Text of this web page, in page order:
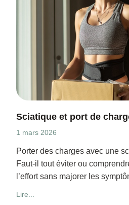
Sciatique et port de
1 mars 2026
Porter des charges avec une
Faut-il tout éviter ou
l’effort sans majorer les
Lire...